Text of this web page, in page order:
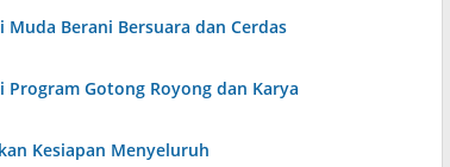
Berani Bersuara dan Cerdas
Gotong Royong dan Karya
Kesiapan Menyeluruh